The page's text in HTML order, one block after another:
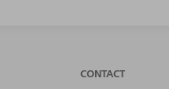
CONTACT